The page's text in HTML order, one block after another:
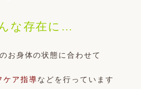
な存在に…
お身体の状態に合わせて
ケア指導などを行っています